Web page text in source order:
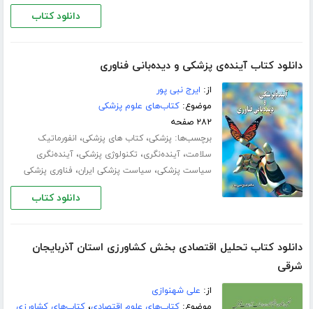
دانلود کتاب
دانلود کتاب آینده‌ی پزشکی و دیده‌بانی فناوری
از: ایرج نبی پور
موضوع:کتاب‌های علوم پزشکی
۲۸۲ صفحه
برچسب‌ها: پزشکی،کتاب های پزشکی، انفورماتیک
سلامت،آینده‌نگری، تکنولوژی پزشکی،آینده‌نگری
سیاست پزشکی، سیاست پزشکی ایران، فناوری پزشکی
دانلود کتاب
دانلود کتاب تحلیل اقتصادی بخش کشاورزی استان آذربایجان
شرقی
از: علی شهنوازی